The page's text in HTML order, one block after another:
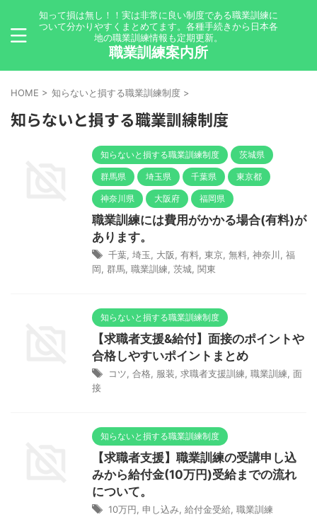
知って損は無し！！実は非常に良い制度である職業訓練に
ついて分かりやすくまとめてます。各種手続きから日本各
地の職業訓練情報も定期更新。
職業訓練案内所
HOME > 知らないと損する職業訓練制度 >
知らないと損する職業訓練制度
知らないと損する職業訓練制度 茨城県
群馬県 埼玉県 千葉県 東京都
神奈川県 大阪府 福岡県
職業訓練には費用がかかる場合(有料)が
あります。
千葉 埼玉 大阪 有料 東京 無料 神奈川
福
岡 群馬 職業訓練 茨城 関東
知らないと損する職業訓練制度
【求職者支援&給付】面接のポイントや
合格しやすいポイントまとめ
コツ 合格 服装 求職者支援訓練 職業訓練 面
接
知らないと損する職業訓練制度
【求職者支援】職業訓練の受講申し込
みから給付金(10万円)受給までの流れ
について。
10万円 申し込み 給付金受給 職業訓練